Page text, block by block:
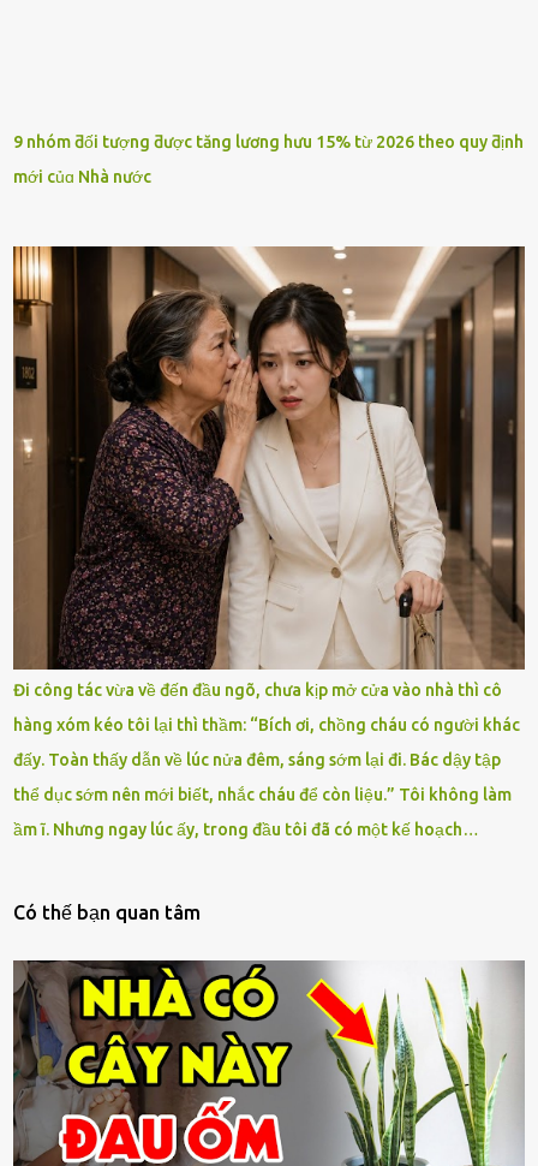
9 nhóm ƌối tượng ƌược tăng lương hưu 15% từ 2026 theo quy ƌịnh
mới củɑ Nhà nước
Đi công tác vừa về đến đầu ngõ, chưa kịp mở cửa vào nhà thì cô
hàng xóm kéo tôi lại thì thầm: “Bích ơi, chồng cháu có người khác
đấy. Toàn thấy dẫn về lúc nửa đêm, sáng sớm lại đi. Bác dậy tập
thể dục sớm nên mới biết, nhắc cháu để còn liệu.” Tôi không làm
ầm ĩ. Nhưng ngay lúc ấy, trong đầu tôi đã có một kế hoạch…
Có thế bạn quan tâm